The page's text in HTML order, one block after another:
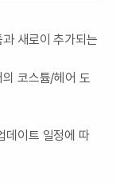
새로이 추가되는
코스튬/헤어 도
데이트 일정에 따